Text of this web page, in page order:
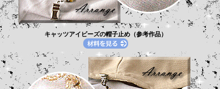
キャッツアイビーズの帽子止め（参考作品）